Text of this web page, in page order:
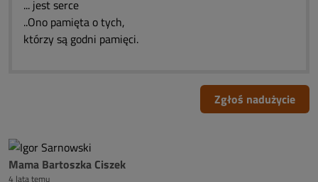
... jest serce
..Ono pamięta o tych,
którzy są godni pamięci.
Zgłoś nadużycie
Mama Bartoszka Ciszek
4 lata temu